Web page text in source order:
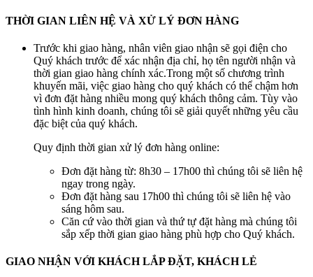
THỜI GIAN LIÊN HỆ VÀ XỬ LÝ ĐƠN HÀNG
Trước khi giao hàng, nhân viên giao nhận sẽ gọi điện cho
Quý khách trước để xác nhận địa chỉ, họ tên người nhận và
thời gian giao hàng chính xác.Trong một số chương trình
khuyến mãi, việc giao hàng cho quý khách có thể chậm hơn
vì đơn đặt hàng nhiều mong quý khách thông cảm. Tùy vào
tình hình kinh doanh, chúng tôi sẽ giải quyết những yêu cầu
đặc biệt của quý khách.
Quy định thời gian xử lý đơn hàng online:
Đơn đặt hàng từ: 8h30 – 17h00 thì chúng tôi sẽ liên hệ
ngay trong ngày.
Đơn đặt hàng sau 17h00 thì chúng tôi sẽ liên hệ vào
sáng hôm sau.
Căn cứ vào thời gian và thứ tự đặt hàng mà chúng tôi
sắp xếp thời gian giao hàng phù hợp cho Quý khách.
GIAO NHẬN VỚI KHÁCH LẮP ĐẶT, KHÁCH LẺ